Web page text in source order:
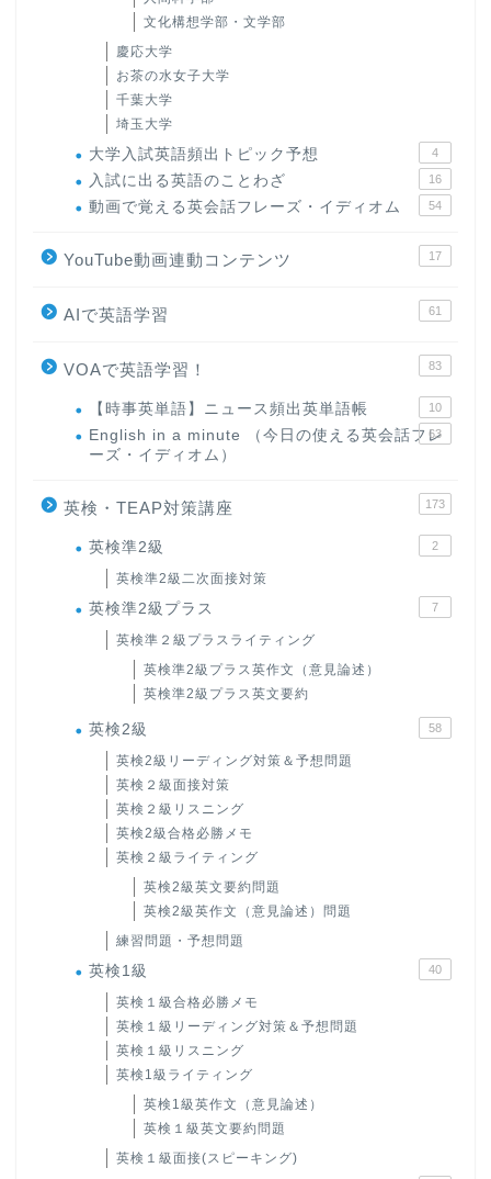
文化構想学部・文学部
慶応大学
お茶の水女子大学
千葉大学
埼玉大学
大学入試英語頻出トピック予想 4
入試に出る英語のことわざ 16
動画で覚える英会話フレーズ・イディオム 54
YouTube動画連動コンテンツ 17
AIで英語学習 61
VOAで英語学習！ 83
【時事英単語】ニュース頻出英単語帳 10
English in a minute （今日の使える英会話フレ
ーズ・イディオム）
63
英検・TEAP対策講座 173
英検準2級 2
英検準2級二次面接対策
英検準2級プラス 7
英検準２級プラスライティング
英検準2級プラス英作文（意見論述）
英検準2級プラス英文要約
英検2級 58
英検2級リーディング対策＆予想問題
英検２級面接対策
英検２級リスニング
英検2級合格必勝メモ
英検２級ライティング
英検2級英文要約問題
英検2級英作文（意見論述）問題
練習問題・予想問題
英検1級 40
英検１級合格必勝メモ
英検１級リーディング対策＆予想問題
英検１級リスニング
英検1級ライティング
英検1級英作文（意見論述）
英検１級英文要約問題
英検１級面接(スピーキング)